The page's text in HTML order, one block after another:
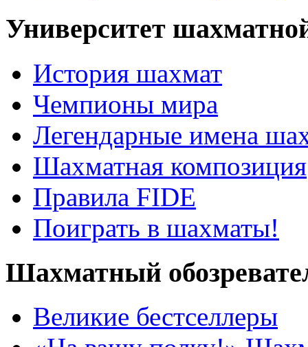
Университет
История шахмат
Чемпионы мира
Легендарные имена
Шахматная композиция
Правила FIDE
Поиграть в шахматы!
Шахматный
Великие бестселлеры